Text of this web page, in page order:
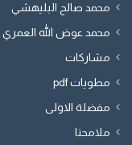
محمد صالح البليهشي
محمد عوض الله العمري
مشاركات
مطويات pdf
مفضلة الاولى
ملامحنا